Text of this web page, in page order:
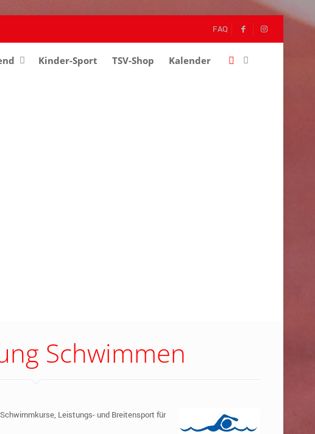
FAQ
Kinder-Sport TSV-Shop Kalender–
Schwimmen
Leistungs- und Breitensport für